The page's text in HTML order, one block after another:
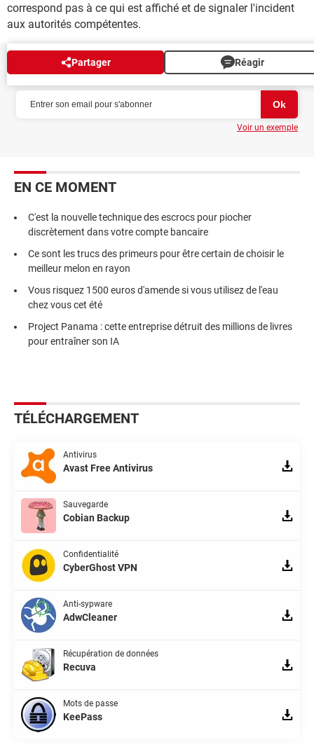
correspond pas à ce qui est affiché et de signaler l'incident
aux autorités compétentes.
Partager Réagir
NEWSLETTER
Voir un exemple
EN CE MOMENT
C'est la nouvelle technique des escrocs pour piocher
discrètement dans votre compte bancaire
Ce sont les trucs des primeurs pour être certain de choisir le
meilleur melon en rayon
Vous risquez 1500 euros d'amende si vous utilisez de l'eau
chez vous cet été
Project Panama : cette entreprise détruit des millions de livres
pour entraîner son IA
TÉLÉCHARGEMENT
Antivirus
Avast Free Antivirus
Sauvegarde
Cobian Backup
Confidentialité
CyberGhost VPN
Anti-sypware
AdwCleaner
Récupération de données
Recuva
Mots de passe
KeePass